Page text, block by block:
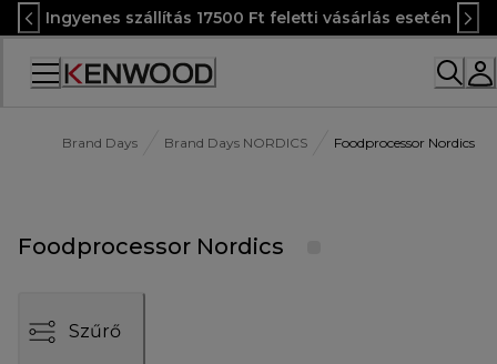
Skip
to
Content
Ingyenes szállítás 17500 Ft feletti vásárlás esetén
Accessibility
Brand Days Brand Days NORDICS Foodprocessor Nordics
Foodprocessor Nordics
Szűrő